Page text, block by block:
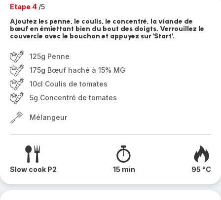
Etape 4 /5
Ajoutez les penne, le coulis, le concentré, la viande de
bœuf en émiettant bien du bout des doigts. Verrouillez le
couvercle avec le bouchon et appuyez sur 'Start'.
125g Penne
175g Bœuf haché à 15% MG
10cl Coulis de tomates
5g Concentré de tomates
Mélangeur
Slow cook P2 15 min 95 °C